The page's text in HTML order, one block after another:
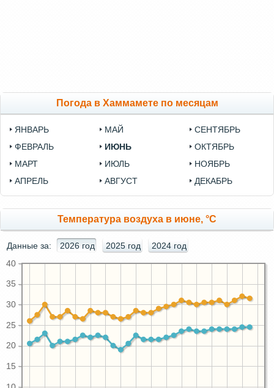
Погода в Хаммамете по месяцам
ЯНВАРЬ
ФЕВРАЛЬ
МАРТ
АПРЕЛЬ
МАЙ
ИЮНЬ
ИЮЛЬ
АВГУСТ
СЕНТЯБРЬ
ОКТЯБРЬ
НОЯБРЬ
ДЕКАБРЬ
Температура воздуха в июне, °C
Данные за: 2026 год 2025 год 2024 год
15
20
25
30
35
40